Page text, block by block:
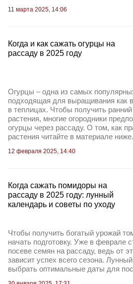
11 марта 2025, 14:06
Когда и как сажать огурцы на
рассаду в 2025 году
Огурцы – одна из самых
подходящая для выращивания как
в теплицах. Чтобы получить
растения, многие огородники
огурцы через рассаду. О том, как
растения читайте в материале ниже.
12 февраля 2025, 14:40
Когда сажать помидоры на
рассаду в 2025 году: лунный
календарь и советы по уходу
Чтобы получить богатый урожай
начать подготовку. Уже в феврале
посеве семян на рассаду, ведь от
зависит успех всего сезона.
выбрать оптимальные даты для